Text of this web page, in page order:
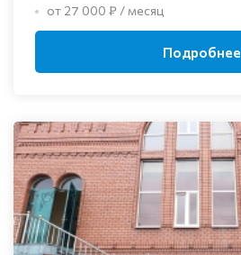
от 27 000 ₽ / месяц
Подробнее